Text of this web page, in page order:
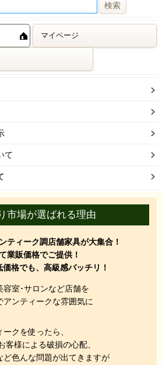
マイページ
て
市場が選ばれる理由
ティーク調店舗家具が大集合！
業販価格でご提供！
格でも、高級感バッチリ！
室･サロンなど店舗を
アンティークな雰囲気に
クを使ったら、
様による破損の心配、
ど色んな問題が出てきますが